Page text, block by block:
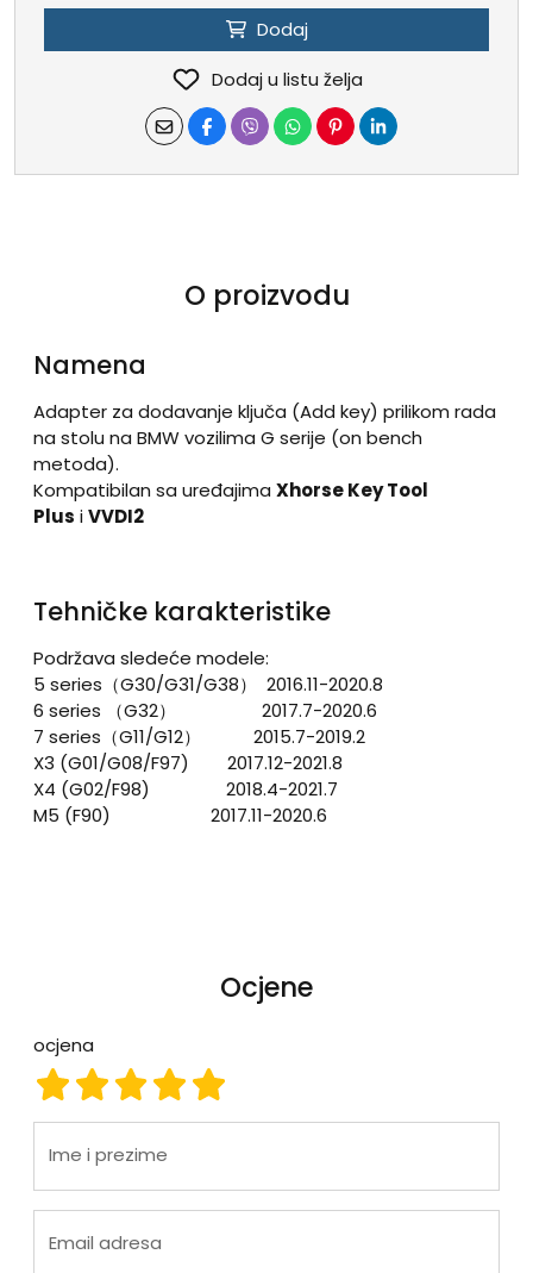
Dodaj
Dodaj u listu želja
O proizvodu
Namena
Adapter za dodavanje ključa (Add key) prilikom rada
na stolu na BMW vozilima G serije (on bench
metoda).
Kompatibilan sa uređajima Xhorse Key Tool
Plus iVVDI2
Tehničke karakteristike
Podržava sledeće modele:
5 series（G30/G31/G38） 2016.11-2020.8
6 series （G32） 2017.7-2020.6
7 series（G11/G12） 2015.7-2019.2
X3 (G01/G08/F97) 2017.12-2021.8
X4 (G02/F98) 2018.4-2021.7
M5 (F90) 2017.11-2020.6
Ocjene
ocjena
ocjena 5
ocjena 4
ocjena 3
ocjena 2
ocjena 1
Ime i prezime
Email adresa